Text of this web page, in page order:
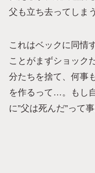
父も立ち去ってしまう
これはベックに同情
ことがまずショック
分たちを捨て、何事
を作るって…。もし
に”父は死んだ”って